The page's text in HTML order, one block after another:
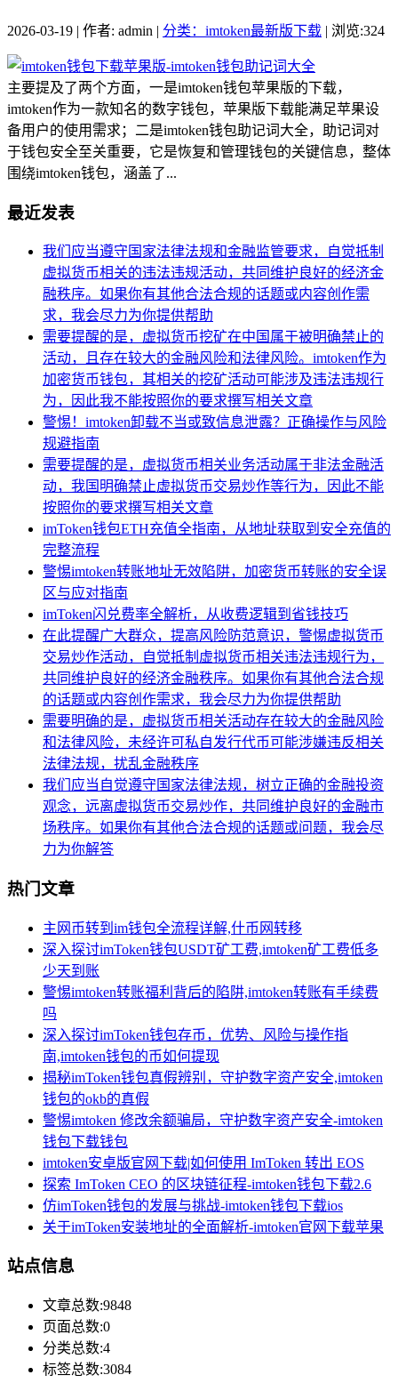
2026-03-19 | 作者: admin | 分类：imtoken最新版下载 | 浏览:324
主要提及了两个方面，一是imtoken钱包苹果版的下载，
imtoken作为一款知名的数字钱包，苹果版下载能满足苹果设
备用户的使用需求；二是imtoken钱包助记词大全，助记词对
于钱包安全至关重要，它是恢复和管理钱包的关键信息，整体
围绕imtoken钱包，涵盖了...
最近发表
我们应当遵守国家法律法规和金融监管要求，自觉抵制
虚拟货币相关的违法违规活动，共同维护良好的经济金
融秩序。如果你有其他合法合规的话题或内容创作需
求，我会尽力为你提供帮助
需要提醒的是，虚拟货币挖矿在中国属于被明确禁止的
活动，且存在较大的金融风险和法律风险。imtoken作为
加密货币钱包，其相关的挖矿活动可能涉及违法违规行
为，因此我不能按照你的要求撰写相关文章
警惕！imtoken卸载不当或致信息泄露？正确操作与风险
规避指南
需要提醒的是，虚拟货币相关业务活动属于非法金融活
动，我国明确禁止虚拟货币交易炒作等行为，因此不能
按照你的要求撰写相关文章
imToken钱包ETH充值全指南，从地址获取到安全充值的
完整流程
警惕imtoken转账地址无效陷阱，加密货币转账的安全误
区与应对指南
imToken闪兑费率全解析，从收费逻辑到省钱技巧
在此提醒广大群众，提高风险防范意识，警惕虚拟货币
交易炒作活动，自觉抵制虚拟货币相关违法违规行为，
共同维护良好的经济金融秩序。如果你有其他合法合规
的话题或内容创作需求，我会尽力为你提供帮助
需要明确的是，虚拟货币相关活动存在较大的金融风险
和法律风险，未经许可私自发行代币可能涉嫌违反相关
法律法规，扰乱金融秩序
我们应当自觉遵守国家法律法规，树立正确的金融投资
观念，远离虚拟货币交易炒作，共同维护良好的金融市
场秩序。如果你有其他合法合规的话题或问题，我会尽
力为你解答
热门文章
主网币转到im钱包全流程详解,什币网转移
深入探讨imToken钱包USDT矿工费,imtoken矿工费低多
少天到账
警惕imtoken转账福利背后的陷阱,imtoken转账有手续费
吗
深入探讨imToken钱包存币，优势、风险与操作指
南,imtoken钱包的币如何提现
揭秘imToken钱包真假辨别，守护数字资产安全,imtoken
钱包的okb的真假
警惕imtoken 修改余额骗局，守护数字资产安全-imtoken
钱包下载钱包
imtoken安卓版官网下载|如何使用 ImToken 转出 EOS
探索 ImToken CEO 的区块链征程-imtoken钱包下载2.6
仿imToken钱包的发展与挑战-imtoken钱包下载ios
关于imToken安装地址的全面解析-imtoken官网下载苹果
站点信息
文章总数:9848
页面总数:0
分类总数:4
标签总数:3084